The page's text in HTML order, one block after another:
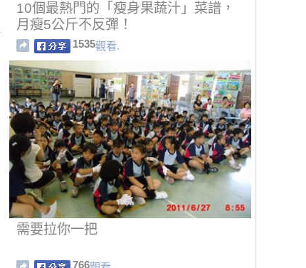
10個最熱門的「瘦身果蔬汁」菜譜，
月瘦5公斤不反彈！
1535觀看.
需要拉你一把
766